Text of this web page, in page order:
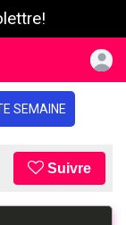
SEMAINE
Suivre